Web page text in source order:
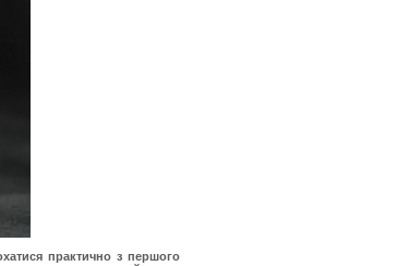
практично з першого